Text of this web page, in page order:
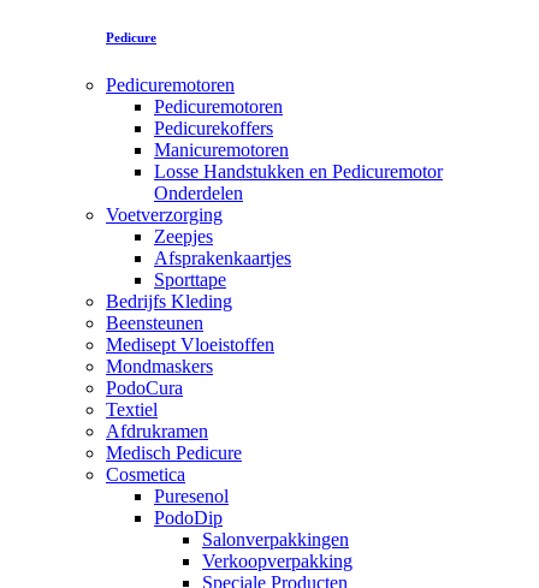
Pedicure
Pedicuremotoren
Pedicuremotoren
Pedicurekoffers
Manicuremotoren
Losse Handstukken en Pedicuremotor
Onderdelen
Voetverzorging
Zeepjes
Afsprakenkaartjes
Sporttape
Bedrijfs Kleding
Beensteunen
Medisept Vloeistoffen
Mondmaskers
PodoCura
Textiel
Afdrukramen
Medisch Pedicure
Cosmetica
Puresenol
PodoDip
Salonverpakkingen
Verkoopverpakking
Speciale Producten